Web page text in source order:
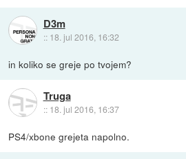
D3m
:: 18. jul 2016, 16:32
in koliko se greje po tvojem?
Truga
:: 18. jul 2016, 16:37
PS4/xbone grejeta napolno.